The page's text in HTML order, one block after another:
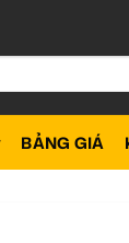
BẢNG GIÁ